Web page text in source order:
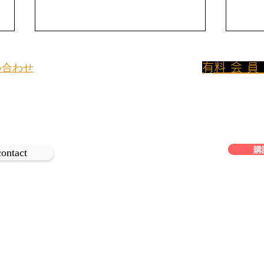
「
わせ 有料会
購